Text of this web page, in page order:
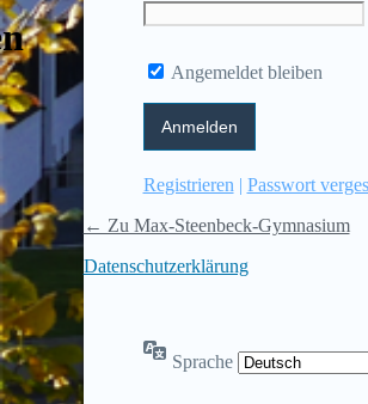
Angemeldet bleiben
Registrieren | Passwort
← Zu Max-Steenbeck-Gymnasium
Datenschutzerklärung
Sprache